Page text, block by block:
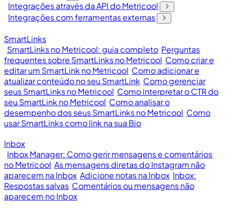
Integrações através da API do Metricool
Integrações com ferramentas externas
SmartLinks
SmartLinks no Metricool: guia completo Perguntas
frequentes sobre SmartLinks no Metricool Como criar e
editar um SmartLink no Metricool Como adicionar e
atualizar conteúdo no seu SmartLink Como gerenciar
seus SmartLinks no Metricool Como interpretar o CTR do
seu SmartLink no Metricool Como analisar o
desempenho dos seus SmartLinks no Metricool Como
usar SmartLinks como link na sua Bio
Inbox
Inbox Manager: Como gerir mensagens e comentários
no Metricool As mensagens diretas do Instagram não
aparecem na Inbox Adicione notas na Inbox Inbox:
Respostas salvas Comentários ou mensagens não
aparecem no Inbox